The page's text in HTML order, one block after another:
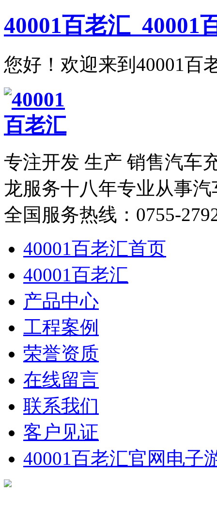
40001百老汇_40001
您好！欢迎来到40001百
专注开发 生产 销售汽车
龙服务十八年专业从事
全国服务热线： 0755-
40001百老汇首页
40001百老汇
产品中心
工程案例
荣誉资质
在线留言
联系我们
客户见证
40001百老汇官网电子